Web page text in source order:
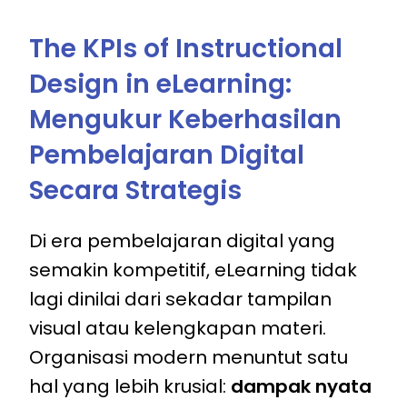
The KPIs of Instructional
Design in eLearning:
Mengukur Keberhasilan
Pembelajaran Digital
Secara Strategis
Di era pembelajaran digital yang
semakin kompetitif, eLearning tidak
lagi dinilai dari sekadar tampilan
visual atau kelengkapan materi.
Organisasi modern menuntut satu
hal yang lebih krusial: dampak nyata